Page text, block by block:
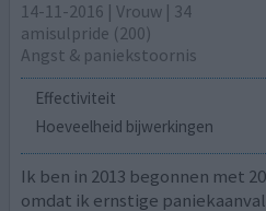
14-11-2016 | Vrouw | 34
amisulpride (200)
Angst & paniekstoornis
Effectiviteit
Hoeveelheid bijwerkingen
Ik ben in 2013 begonnen met
omdat ik ernstige